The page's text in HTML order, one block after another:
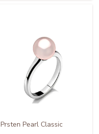
Prsten Pearl Classic